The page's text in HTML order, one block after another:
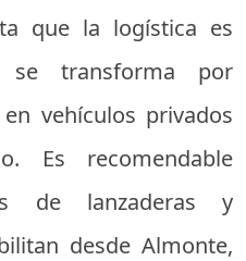
que la logística es
se transforma por
vehículos privados
Es recomendable
de lanzaderas y
desde Almonte,